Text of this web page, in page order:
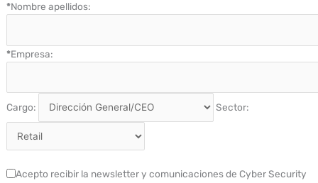
*Nombre apellidos:
*Empresa:
Cargo: Sector:
Acepto recibir la newsletter y comunicaciones de Cyber Security